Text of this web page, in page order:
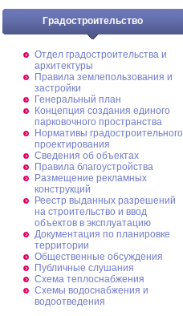
Градостроительство
Отдел градостроительства и
архитектуры
Правила землепользования и
застройки
Генеральный план
Концепция создания единого
парковочного пространства
Нормативы градостроительного
проектирования
Сведения об объектах
Правила благоустройства
Размещение рекламных
конструкций
Реестр выданных разрешений
на строительство и ввод
объектов в эксплуатацию
Документация по планировке
территории
Общественные обсуждения
Публичные слушания
Схема теплоснабжения
Схемы водоснабжения и
водоотведения